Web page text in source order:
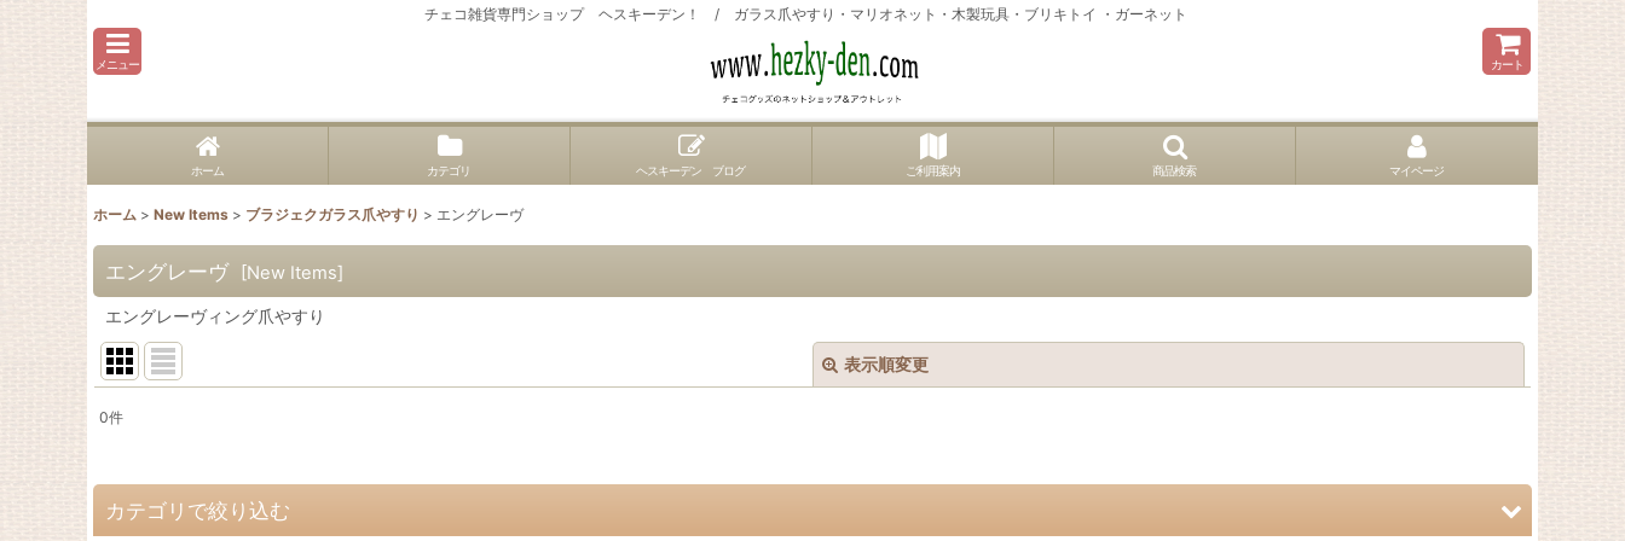
チェコ雑貨専門ショップ ヘスキーデン！ / ガラス爪やすり・マリオネット・木製玩具・ブリキトイ ・ガーネット
メニュー カート
ホーム カテゴリ ヘスキーデン ブログ ご利用案内 商品検索 マイページ
ホーム > New Items > ブラジェクガラス爪やすり > エングレーヴ
エングレーヴ [New Items]
エングレーヴィング爪やすり
表示順変更
並び順 :
0件
カテゴリで絞り込む